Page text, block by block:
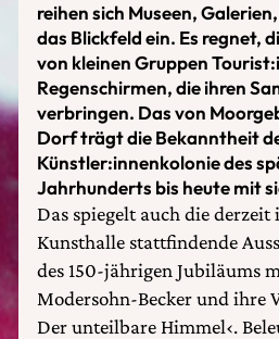
reihen sich Museen,
das Blickfeld ein. Es regnet,
von kleinen Gruppen
Regenschirmen, die ihren
verbringen. Das von
Dorf trägt die Bekanntheit
Künstler:innenkolonie des
Jahrhunderts bis heute mit
Das spiegelt auch die
Kunsthalle stattfindende
des 150-jährigen Jubiläums
Modersohn-Becker und ihre
Der unteilbare Himmel‹.